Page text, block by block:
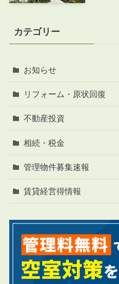
カテゴリー
お知らせ
リフォーム・原状回復
不動産投資
相続・税金
管理物件募集速報
賃貸経営得情報